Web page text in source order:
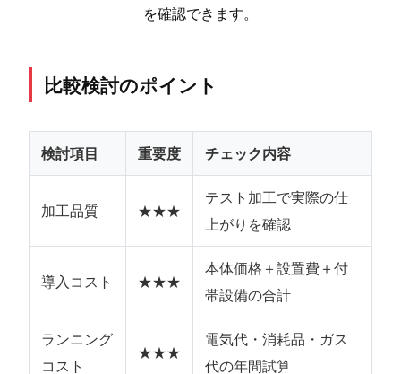
を確認できます。
比較検討のポイント
検討項目 重要度 チェック内容
加工品質 ★★★
テスト加工で実際の仕
上がりを確認
導入コスト ★★★
本体価格＋設置費＋付
帯設備の合計
ランニング
コスト
★★★
電気代・消耗品・ガス
代の年間試算